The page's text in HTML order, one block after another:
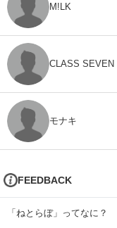
M!LK
CLASS SEVEN
モナキ
FEEDBACK
「ねとらぼ」ってなに？